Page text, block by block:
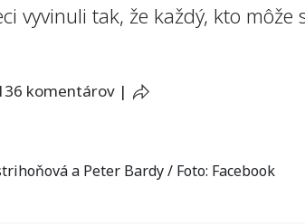
vyvinuli tak, že každý, kto
komentárov |
a Peter Bardy / Foto: Facebook